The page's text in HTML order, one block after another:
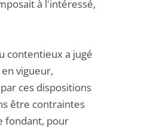
à l'intéressé,
contentieux a jugé
vigueur,
ces dispositions
être contraintes
fondant, pour